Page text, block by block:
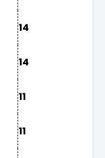
14
14
11
11